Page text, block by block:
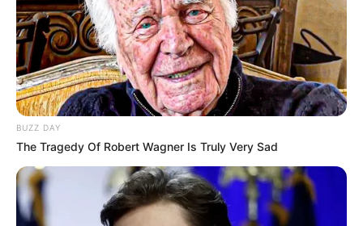
BUZZ DAY
The Tragedy Of Robert Wagner Is Truly Very Sad